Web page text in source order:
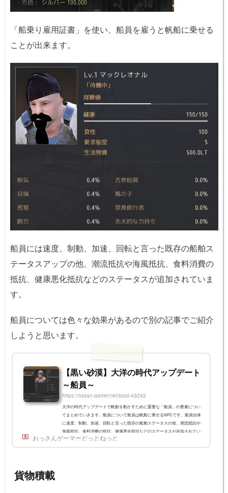
「船乗り雇用証書」を使い、船員を雇うと帆船に乗せる
ことが出来ます。
船員には速度、制動、加速、回転と言った既存の船舶ス
テータスアップの他、潮流抵抗や海風抵抗、食料消費の
抵抗、健康悪化抵抗などのステータスが追加されていま
す。
船員については色々な効果があるので別の記事でご紹介
しようと思います。
【黒い砂漠】大洋の時代アップデート
～船員～
https://ossan-gamer.net/post-43242
大洋の時代アップデートで帆船を動かすために重要な「船員」の要素につい
てまとめていきます。船員について船員は帆船に乗せるNPCです。船員自体
に速度、制動、加速、回転と言った既存の船舶ステータスの他、潮流抵抗や
海風抵抗、食料消費の抵抗、健康悪化抵抗などのステータスが追加されてい
ます。ステータスの読み替え 根気→速度 目端→加速度 感覚→回転 腕力→制
動 古参船員→海流抵抗 風の子→海風抵抗 禁食修行者→食料消耗抵抗 先天的
おっさんゲーマーどっとねっと
貨物積載